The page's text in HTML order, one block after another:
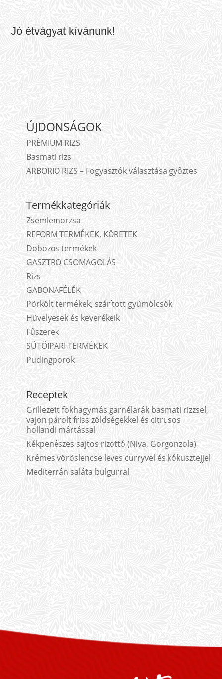
Jó étvágyat kívánunk!
ÚJDONSÁGOK
PRÉMIUM RIZS
Basmati rizs
ARBORIO RIZS – Fogyasztók választása győztes
Termékkategóriák
Zsemlemorzsa
REFORM TERMÉKEK, KÖRETEK
Dobozos termékek
GASZTRO CSOMAGOLÁS
Rizs
GABONAFÉLÉK
Pörkölt termékek, szárított gyümölcsök
Hüvelyesek és keverékeik
Fűszerek
SÜTŐIPARI TERMÉKEK
Pudingporok
Receptek
Grillezett fokhagymás garnélarák basmati rizzsel,
vajon párolt friss zöldségekkel és citrusos
hollandi mártással
Kékpenészes sajtos rizottó (Niva, Gorgonzola)
Krémes vöröslencse leves curryvel és kókusztejjel
Mediterrán saláta bulgurral